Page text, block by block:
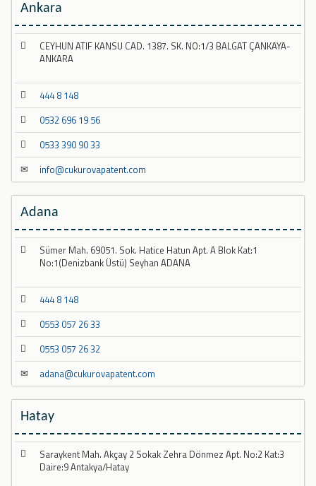
Ankara
CEYHUN ATIF KANSU CAD. 1387. SK. NO:1/3 BALGAT ÇANKAYA-
ANKARA
444 8 148
0532 696 19 56
0533 390 90 33
info@cukurovapatent.com
Adana
Sümer Mah. 69051. Sok. Hatice Hatun Apt. A Blok Kat:1
No:1(Denizbank Üstü) Seyhan ADANA
444 8 148
0553 057 26 33
0553 057 26 32
adana@cukurovapatent.com
Hatay
Saraykent Mah. Akçay 2 Sokak Zehra Dönmez Apt. No:2 Kat:3
Daire:9 Antakya/Hatay